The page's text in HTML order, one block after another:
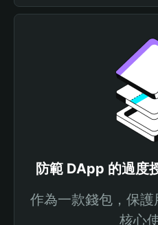
防範 DApp 的過度
作為一款錢包，保
核心